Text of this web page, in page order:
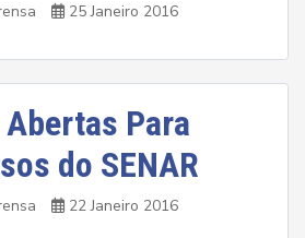
25 Janeiro 2016
Para
do SENAR
22 Janeiro 2016